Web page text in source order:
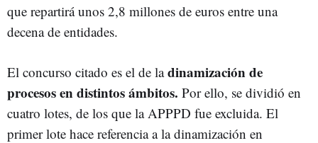
que repartirá unos 2,8 millones de euros entre una
decena de entidades.
El concurso citado es el de ladinamización de
procesos en distintos ámbitos. Por ello, se dividió en
cuatro lotes, de los que la APPPD fue excluida. El
primer lote hace referencia a la dinamización en